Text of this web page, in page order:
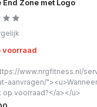
Zone met Logo
voorraad
www.nrgfitness.nl/
aanvragen/
op voorraad?</a></u>